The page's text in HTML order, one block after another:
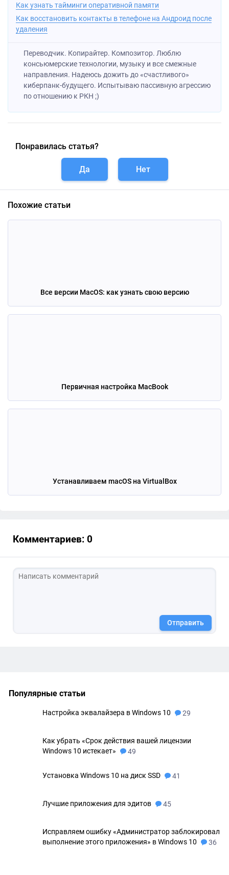
Популярные статьи
Настройка эквалайзера в Windows 10 29
Как убрать «Срок действия вашей лицензии
Windows 10 истекает»
49
Установка Windows 10 на диск SSD 41
Лучшие приложения для эдитов 45
Исправляем ошибку «Администратор заблокировал
выполнение этого приложения» в Windows 10
36
Как узнать тайминги оперативной памяти
Как восстановить контакты в телефоне на Андроид после
удаления
Переводчик. Копирайтер. Композитор. Люблю
консьюмерские технологии, музыку и все смежные
направления. Надеюсь дожить до «счастливого»
киберпанк-будущего. Испытываю пассивную агрессию
по отношению к РКН ;)
Понравилась статья?
Да Нет
Похожие статьи
Все версии MacOS: как узнать свою версию
Первичная настройка MacBook
Устанавливаем macOS на VirtualBox
Комментариев: 0
Отправить